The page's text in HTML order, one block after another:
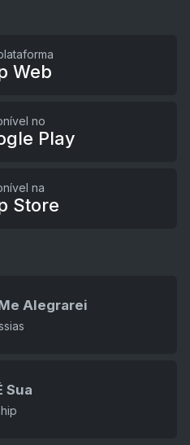
Web
no
Play
na
Store
Alegrarei
Sua